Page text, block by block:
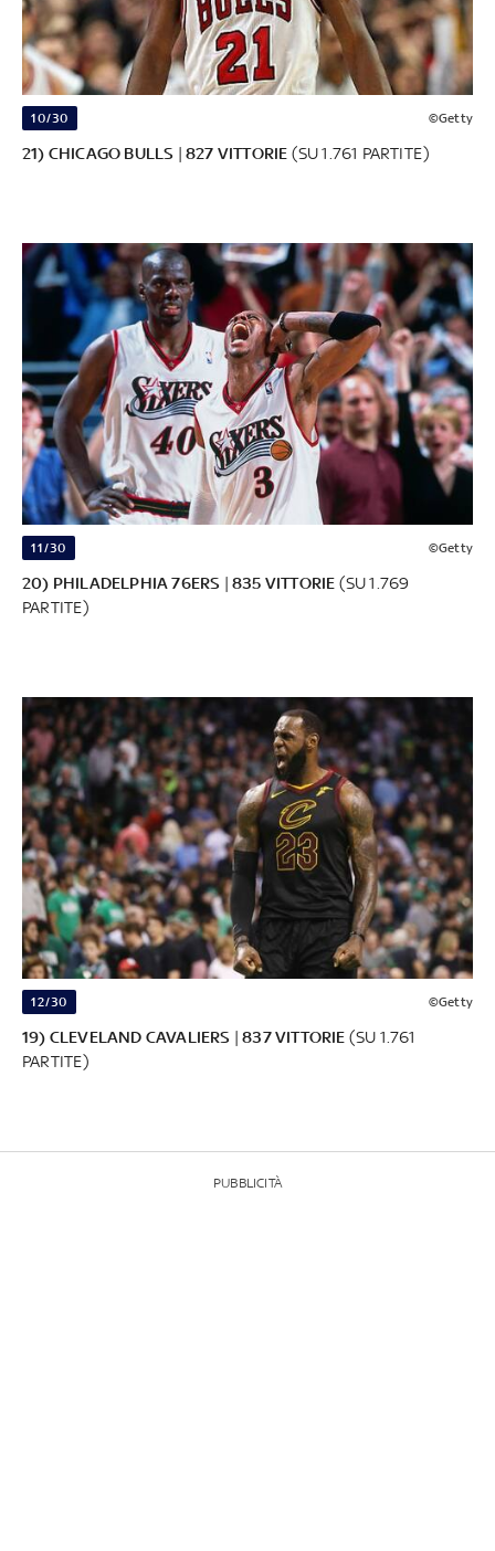
10/30 ©Getty
21) CHICAGO BULLS |827 VITTORIE (SU 1.761 PARTITE)
11/30 ©Getty
20) PHILADELPHIA 76ERS | 835 VITTORIE (SU 1.769
PARTITE)
12/30 ©Getty
19) CLEVELAND CAVALIERS |837 VITTORIE (SU 1.761
PARTITE)
PUBBLICITÀ